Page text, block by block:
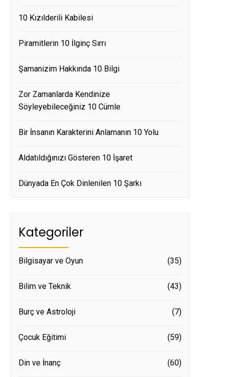
10 Kızılderili Kabilesi
Piramitlerin 10 İlginç Sırrı
Şamanizim Hakkında 10 Bilgi
Zor Zamanlarda Kendinize
Söyleyebileceğiniz 10 Cümle
Bir İnsanın Karakterini Anlamanın 10 Yolu
Aldatıldığınızı Gösteren 10 İşaret
Dünyada En Çok Dinlenilen 10 Şarkı
Kategoriler
Bilgisayar ve Oyun (35)
Bilim ve Teknik (43)
Burç ve Astroloji (7)
Çocuk Eğitimi (59)
Din ve İnanç (60)